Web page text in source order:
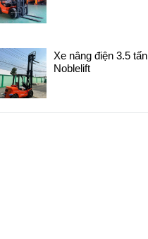
Xe nâng điện 3.5 tấn
Noblelift